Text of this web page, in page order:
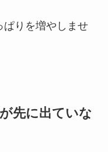
ぱりを増やしませ
先に出ていな